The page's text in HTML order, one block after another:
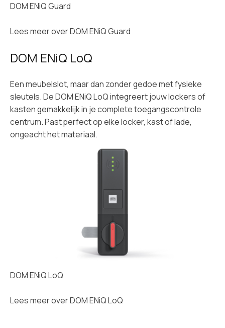
DOM ENiQ Guard
Lees meer overDOM ENiQ Guard
DOM ENiQ LoQ
Een meubelslot, maar dan zonder gedoe met fysieke
sleutels. De DOM ENiQ LoQ integreert jouw lockers of
kasten gemakkelijk in je complete toegangscontrole
centrum. Past perfect op elke locker, kast of lade,
ongeacht het materiaal.
DOM ENiQ LoQ
Lees meer overDOM ENiQ LoQ